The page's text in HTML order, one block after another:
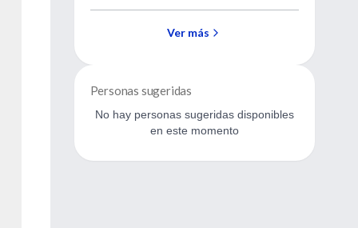
importantes.Ver más
Personas sugeridas
No hay personas sugeridas disponibles
en este momento